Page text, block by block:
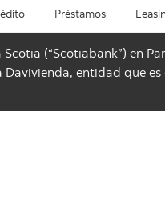
Préstamos
(“Scotiabank”) en
entidad que